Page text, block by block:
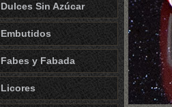
Dulces Sin Azúcar
Embutidos
Fabes y Fabada
Licores